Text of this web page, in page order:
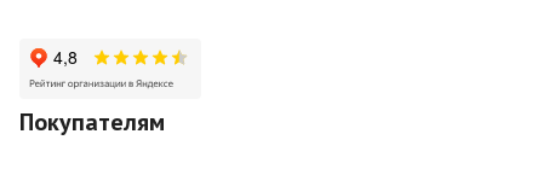
Покупателям